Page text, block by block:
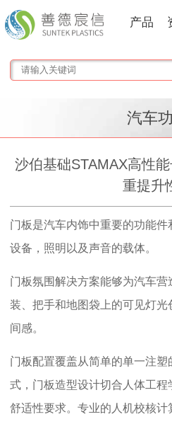
产品
汽车
沙伯基础STAMAX高性
重提升
门板是汽车内饰中重要的功能
设备，照明以及声音的载体。
门板氛围解决方案能够为汽车
装、把手和地图袋上的可见灯
间感。
门板配置覆盖从简单的单一注
式，门板造型设计切合人体工
舒适性要求。专业的人机校核